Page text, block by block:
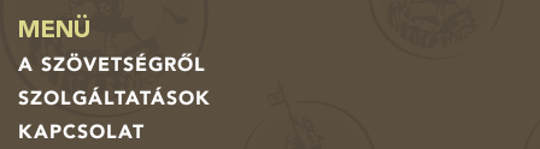
MENÜ
A SZÖVETSÉGRŐL
SZOLGÁLTATÁSOK
KAPCSOLAT